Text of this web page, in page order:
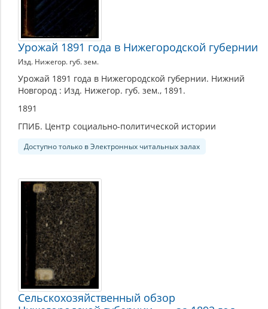
Урожай 1891 года в Нижегородской губернии
Изд. Нижегор. губ. зем.
Урожай 1891 года в Нижегородской губернии. Нижний
Новгород : Изд. Нижегор. губ. зем., 1891.
1891
ГПИБ. Центр социально-политической истории
Доступно только в Электронных читальных залах
Сельскохозяйственный обзор